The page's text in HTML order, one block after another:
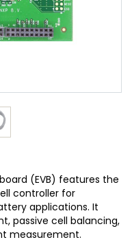
board (EVB) features the
controller for
applications. It
passive cell balancing,
measurement.